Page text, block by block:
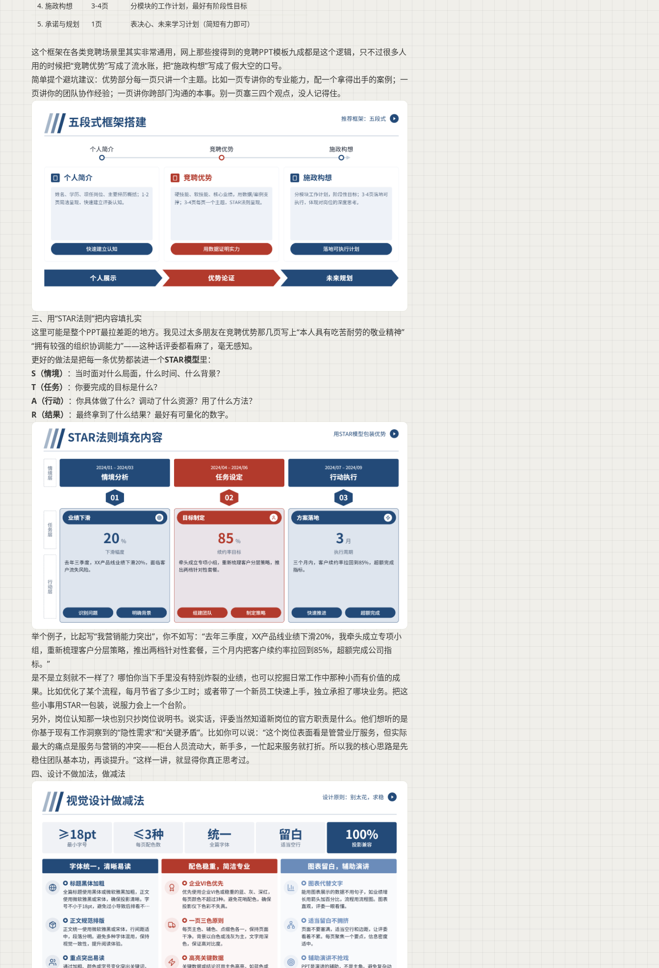
4. 施政构想
3-4页
分模块的工作计划，最好有阶段性目标
5. 承诺与规划
1页 表决心、未来学习计划（简短有力即可）
这个框架在各类竞聘场景里其实非常通用，网上那些搜得到的竞聘PPT模板九成都是这个逻辑，只不过很多人
用的时候把“竞聘优势”写成了流水账，把“施政构想”写成了假大空的口号。
简单提个避坑建议：优势部分每一页只讲一个主题。比如一页专讲你的专业能力，配一个拿得出手的案例；一
页讲你的团队协作经验；一页讲你跨部门沟通的本事。别一页塞三四个观点，没人记得住。
三、用“STAR法则”把内容填扎实
这里可能是整个PPT最拉差距的地方。我见过太多朋友在竞聘优势那几页写上“本人具有吃苦耐劳的敬业精神”
“拥有较强的组织协调能力”——这种话评委都看麻了，毫无感知。
更好的做法是把每一条优势都装进一个STAR模型里：
S（情境） ：当时面对什么局面，什么时间、什么背景？
T（任务） ：你要完成的目标是什么？
A（行动） ：你具体做了什么？调动了什么资源？用了什么方法？
R（结果） ：最终拿到了什么结果？最好有可量化的数字。
举个例子，比起写“我营销能力突出”，你不如写：“去年三季度，XX产品线业绩下滑20%，我牵头成立专项小
组，重新梳理客户分层策略，推出两档针对性套餐，三个月内把客户续约率拉回到85%，超额完成公司指
标。”
是不是立刻就不一样了？哪怕你当下手里没有特别炸裂的业绩，也可以挖掘日常工作中那种小而有价值的成
果。比如优化了某个流程，每月节省了多少工时；或者带了一个新员工快速上手，独立承担了哪块业务。把这
些小事用STAR一包装，说服力会上一个台阶。
另外，岗位认知那一块也别只抄岗位说明书。说实话，评委当然知道新岗位的官方职责是什么。他们想听的是
你基于现有工作洞察到的“隐性需求”和“关键矛盾”。比如你可以说：“这个岗位表面看是管营业厅服务，但实际
最大的痛点是服务与营销的冲突——柜台人员流动大，新手多，一忙起来服务就打折。所以我的核心思路是先
稳住团队基本功，再谈提升。”这样一讲，就显得你真正思考过。
四、设计不做加法，做减法